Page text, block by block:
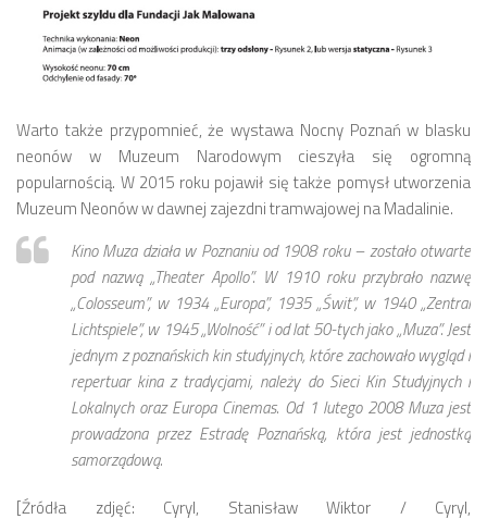
Warto także przypomnieć, że wystawa Nocny Poznań w blasku
neonów w Muzeum Narodowym cieszyła się ogromną
popularnością. W 2015 roku pojawił się także pomysł utworzenia
Muzeum Neonów w dawnej zajezdni tramwajowej na Madalinie.
Kino Muza działa w Poznaniu od 1908 roku – zostało otwarte
pod nazwą „Theater Apollo”. W 1910 roku przybrało nazwę
„Colosseum”, w 1934 „Europa”, 1935 „Świt”, w 1940 „Zentral
Lichtspiele”, w 1945 „Wolność” i od lat 50-tych jako „Muza”. Jest
jednym z poznańskich kin studyjnych, które zachowało wygląd i
repertuar kina z tradycjami, należy do Sieci Kin Studyjnych i
Lokalnych oraz Europa Cinemas. Od 1 lutego 2008 Muza jest
prowadzona przez Estradę Poznańską, która jest jednostką
samorządową.
[Źródła zdjęć: Cyryl, Stanisław Wiktor / Cyryl,